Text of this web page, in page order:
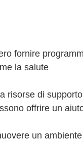
fornire
la salute
risorse di
offrire un
un ambiente